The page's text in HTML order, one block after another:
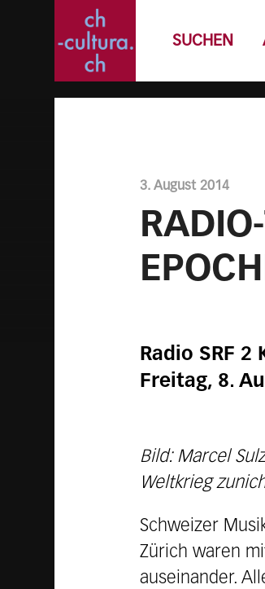
SUCHEN
3. August 2014
Radio SRF
Freitag, 8.
Bild: Marcel
Weltkrieg
Schweizer
Zürich waren
auseinander.